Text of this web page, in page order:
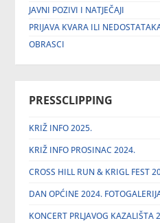
JAVNI POZIVI I NATJEČAJI
PRIJAVA KVARA ILI
OBRASCI
PRESSCLIPPING
KRIŽ INFO 2025.
KRIŽ INFO PROSINAC 2024.
CROSS HILL RUN & KRIGL FEST
DAN OPĆINE 2024.
KONCERT PRLJAVOG KAZALIŠTA